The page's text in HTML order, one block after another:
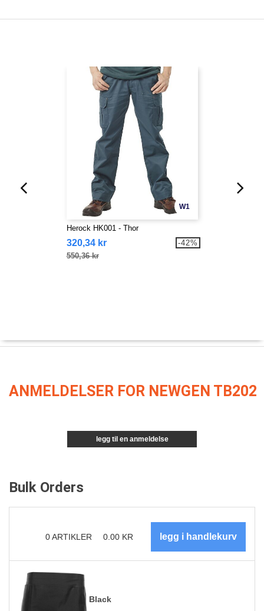
W1
Herock HK001 - Thor
320,34 kr
550,36 kr
-42%
ANMELDELSER FOR NEWGEN TB202
legg til en anmeldelse
Bulk Orders
0ARTIKLER 0.00 KR
Black